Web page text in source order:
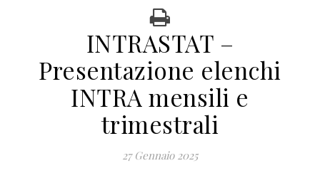
INTRASTAT –
Presentazione elenchi
INTRA mensili e
trimestrali
27 Gennaio 2025